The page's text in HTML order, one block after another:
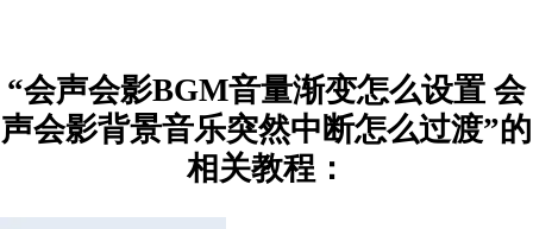
图3：打开混音面板
3、将鼠标指针移动到音频素材上（光标会变成“↑”），点击音量线条添加
控制点。如下图所示，我在音量线段上添加了三个控制点位。
“会声会影BGM音量渐变怎么设置 会
声会影背景音乐突然中断怎么过渡”的
相关教程：